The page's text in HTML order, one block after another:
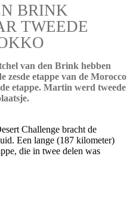
BRINK
TWEEDE
van den Brink hebben
zesde etappe van de Morocco
etappe. Martin werd tweede
Challenge bracht de
Een lange (187 kilometer)
die in twee delen was